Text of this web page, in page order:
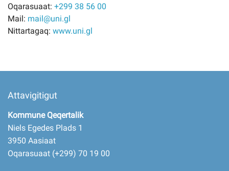
Oqarasuaat: +299 38 56 00
Mail: mail@uni.gl
Nittartagaq: www.uni.gl
Attavigitigut
Kommune Qeqertalik
Niels Egedes Plads 1
3950 Aasiaat
Oqarasuaat (+299) 70 19 00